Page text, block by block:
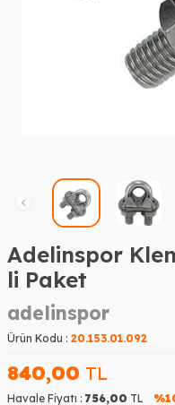
Adelinspor
li Paket
adelinspor
Ürün Kodu : 20.153.01.092
840,00 TL
Havale Fiyatı : 756,00 TL